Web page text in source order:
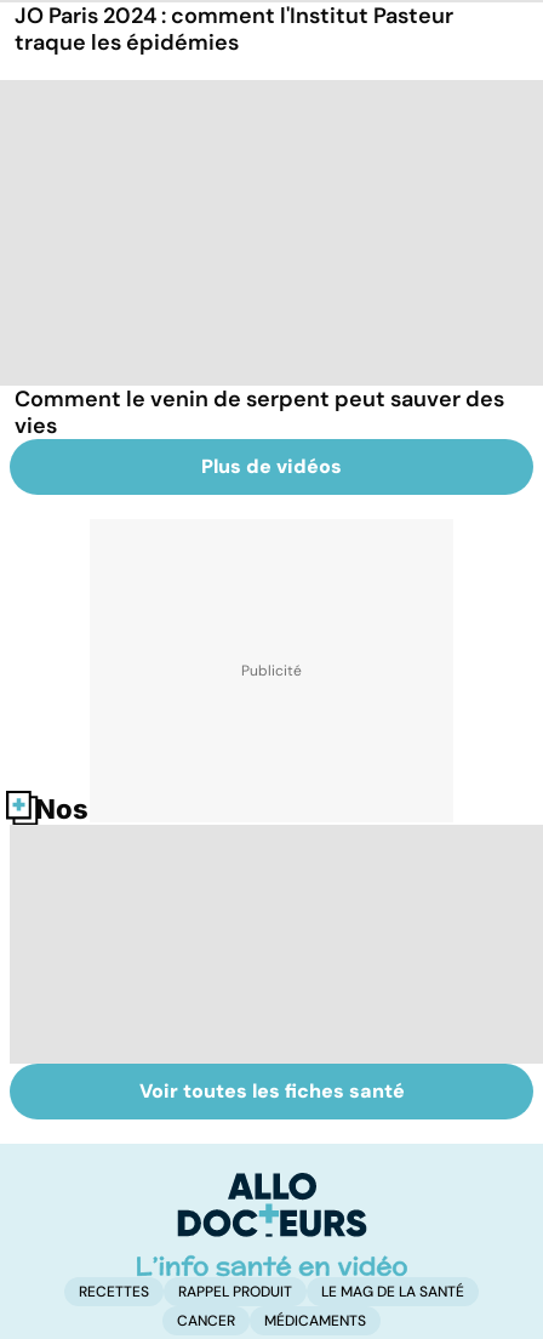
JO Paris 2024 : comment l'Institut Pasteur
traque les épidémies
Comment le venin de serpent peut sauver des
vies
Plus de vidéos
Nos fiches santé
Tout savoir sur le
virus de la grippe
Tout savoir sur le
cerveau
Voir toutes les fiches santé
RECETTES RAPPEL PRODUIT
LE MAG DE LA SANTÉ
CANCER
MÉDICAMENTS